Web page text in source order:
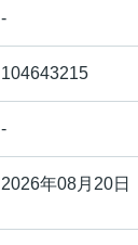
-
104643215
-
2026年08月20日